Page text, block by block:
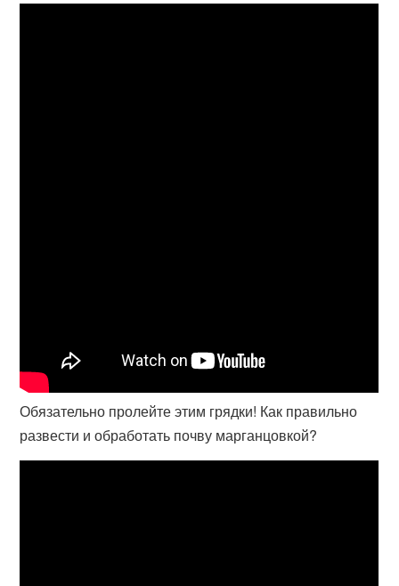
Обязательно пролейте этим грядки! Как правильно
развести и обработать почву марганцовкой?